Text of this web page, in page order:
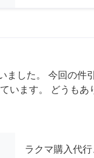
ました。 今回の件
います。 どうもあ
ラクマ購入代